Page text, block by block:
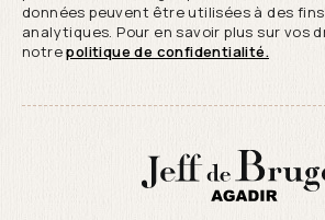
données peuvent être utilisées à des
analytiques. Pour en savoir plus sur vos
notrepolitique de confidentialité.